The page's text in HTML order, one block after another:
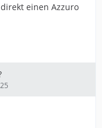
einen Azzuro